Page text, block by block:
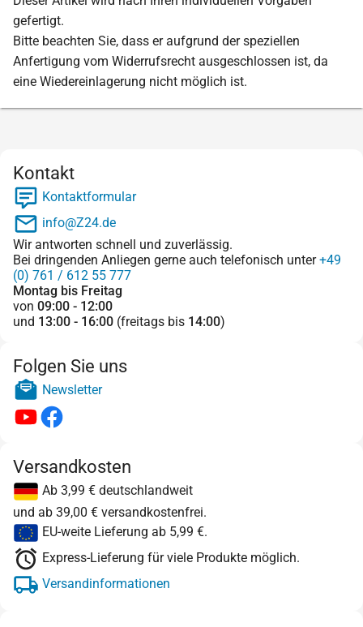
gefertigt.
Bitte beachten Sie, dass er aufgrund der speziellen
Anfertigung vom Widerrufsrecht ausgeschlossen ist, da
eine Wiedereinlagerung nicht möglich ist.
Kontakt
Kontaktformular
info@Z24.de
Wir antworten schnell und zuverlässig.
Bei dringenden Anliegen gerne auch telefonisch unter+49
(0) 761 / 612 55 777
Montag bis Freitag
von 09:00 - 12:00
und 13:00 - 16:00 (freitags bis 14:00)
Folgen Sie uns
Newsletter
Versandkosten
Ab 3,99 € deutschlandweit
und ab 39,00 € versandkostenfrei.
EU-weite Lieferung ab 5,99 €.
Express-Lieferung für viele Produkte möglich.
Versandinformationen